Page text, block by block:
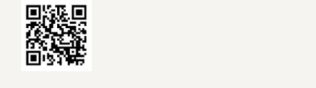
k
e
d
i